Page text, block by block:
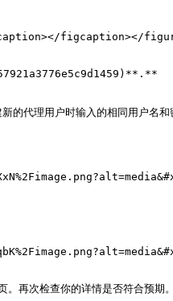
figcaption></
新的代理用户时输入的相
再次检查你的详情是否符合预期。